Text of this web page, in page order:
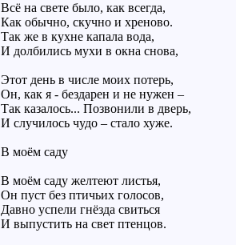
Всё на свете было, как всегда,
Как обычно, скучно и хреново.
Так же в кухне капала вода,
И долбились мухи в окна снова,
Этот день в числе моих потерь,
Он, как я - бездарен и не нужен –
Так казалось... Позвонили в дверь,
И случилось чудо – стало хуже.
В моём саду
В моём саду желтеют листья,
Он пуст без птичьих голосов,
Давно успели гнёзда свиться
И выпустить на свет птенцов.